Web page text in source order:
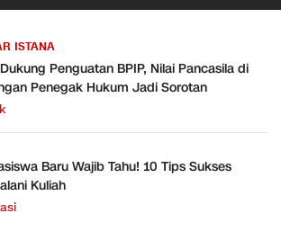
ISTANA
Penguatan BPIP, Nilai Pancasila di
Penegak Hukum Jadi Sorotan
Baru Wajib Tahu! 10 Tips Sukses
Kuliah